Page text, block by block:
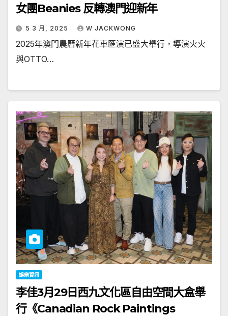
女團Beanies 反轉澳門迎新年
5 3 月, 2025 W JACKWONG
2025年澳門農曆新年花車匯演已盛大舉行，導演火火
與OTTO…
娛樂資訊
李佳3月29日西九文化區自由空間大盒舉
行《Canadian Rock Paintings